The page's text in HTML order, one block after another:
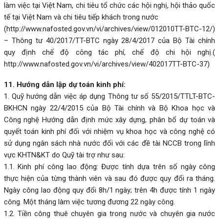
làm việc tại Việt Nam, chi tiêu tổ chức các hội nghị, hội thảo quốc
tế tại Việt Nam và chi tiêu tiếp khách trong nước
(http://www.nafosted.gov.vn/vi/archives/view/012010TT-BTC-12/)
– Thông tư 40/2017/TT-BTC ngày 28/4/2017 của Bộ Tài chính
quy định chế độ công tác phí, chế độ chi hội nghị.(
http://www.nafosted.gov.vn/vi/archives/view/402017TT-BTC-37)
11. Hướng dẫn lập dự toán kinh phí:
1. Quỹ hướng dẫn việc áp dụng Thông tư số 55/2015/TTLT-BTC-
BKHCN ngày 22/4/2015 của Bộ Tài chính và Bộ Khoa học và
Công nghệ Hướng dẫn định mức xây dựng, phân bổ dự toán và
quyết toán kinh phí đối với nhiệm vụ khoa học và công nghệ có
sử dụng ngân sách nhà nước đối với các đề tài NCCB trong lĩnh
vực KHTN&KT do Quỹ tài trợ như sau:
1.1. Kinh phí công lao động: Được tính dựa trên số ngày công
thực hiện của từng thành viên và sau đó được quy đổi ra tháng.
Ngày công lao động quy đổi 8h/1 ngày; trên 4h được tính 1 ngày
công. Một tháng làm việc tương đương 22 ngày công.
1.2. Tiền công thuê chuyên gia trong nước và chuyên gia nước